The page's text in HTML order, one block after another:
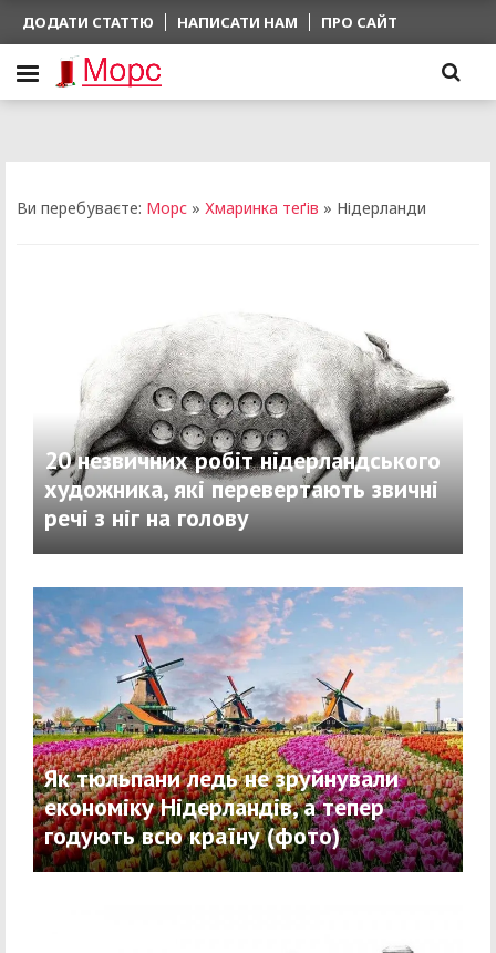
ДОДАТИ СТАТТЮ НАПИСАТИ НАМ ПРО САЙТ
Ви перебуваєте: Морс » Хмаринка теґів » Нідерланди
20 незвичних робіт нідерландського
художника, які перевертають звичні
речі з ніг на голову
Як тюльпани ледь не зруйнували
економіку Нідерландів, а тепер
годують всю країну (фото)